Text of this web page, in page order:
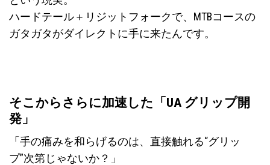
ハードテール＋リジットフォークで、MTBコースの
ガタガタがダイレクトに手に来たんです。
そこからさらに加速した「UA グリップ開
発」
「手の痛みを和らげるのは、直接触れる“グリッ
プ”次第じゃないか？」